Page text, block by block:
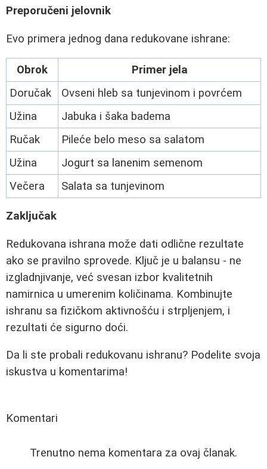
Preporučeni jelovnik
Evo primera jednog dana redukovane ishrane:
Obrok
Primer jela
Doručak
Ovseni hleb sa tunjevinom i povrćem
Užina
Jabuka i šaka badema
Ručak
Pileće belo meso sa salatom
Užina
Jogurt sa lanenim semenom
Večera
Salata sa tunjevinom
Zaključak
Redukovana ishrana može dati odlične rezultate
ako se pravilno sprovede. Ključ je u balansu - ne
izgladnjivanje, već svesan izbor kvalitetnih
namirnica u umerenim količinama. Kombinujte
ishranu sa fizičkom aktivnošću i strpljenjem, i
rezultati će sigurno doći.
Da li ste probali redukovanu ishranu? Podelite svoja
iskustva u komentarima!
Komentari
Trenutno nema komentara za ovaj članak.